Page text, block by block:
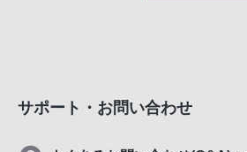
サポート・お問い合わせ